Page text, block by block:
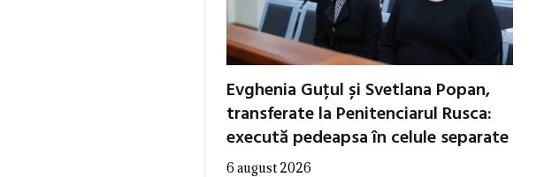
Evghenia Guțul și Svetlana Popan,
transferate la Penitenciarul Rusca:
execută pedeapsa în celule separate
6 august 2026